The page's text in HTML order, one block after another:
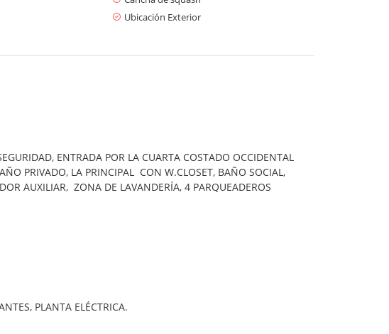
Ubicación Exterior
ENTRADA POR LA CUARTA COSTADO OCCIDENTAL
PRIVADO, LA PRINCIPAL CON W.CLOSET, BAÑO SOCIAL,
AUXILIAR, ZONA DE LAVANDERÍA, 4 PARQUEADEROS
PLANTA ELÉCTRICA.